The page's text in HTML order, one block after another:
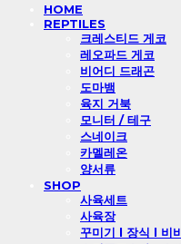
HOME
REPTILES
크레스티드 게코
레오파드 게코
비어디 드래곤
도마뱀
육지 거북
모니터 / 테구
스네이크
카멜레온
양서류
SHOP
사육세트
사육장
꾸미기 l 장식 l 비